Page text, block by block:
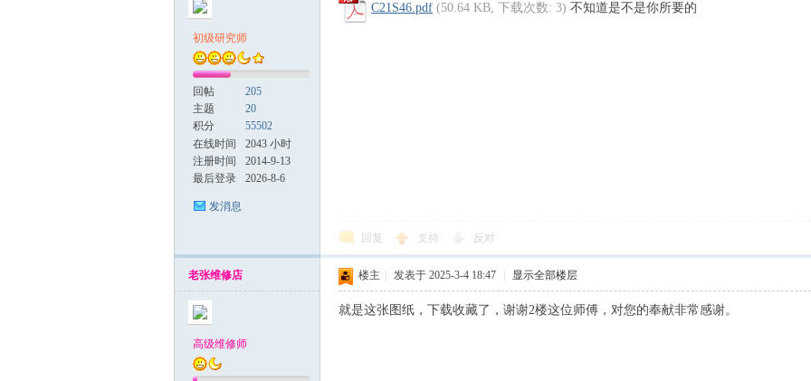
初级研究师
回帖
205
主题
20
积分
55502
在线时间
2043 小时
注册时间
2014-9-13
最后登录
2026-8-6
发消息
C21S46.pdf (50.64 KB, 下载次数: 3) 不知道是不是你所要的
回复 支持 反对
老张维修店
高级维修师
楼主 发表于 2025-3-4 18:47 显示全部楼层
就是这张图纸，下载收藏了，谢谢2楼这位师傅，对您的奉献非常感谢。